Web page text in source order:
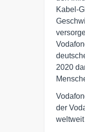
Kabel-
2020
der